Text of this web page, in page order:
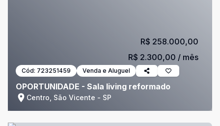
Cód: 723251459 Venda e Aluguel
OPORTUNIDADE - Sala living reformado
Centro, São Vicente - SP
R$ 258.000,00
R$ 2.300,00 / mês